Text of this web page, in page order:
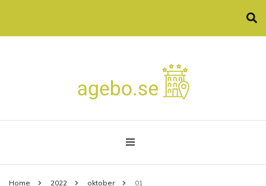
agebo.se
Allt som spa och konferenser
Home 2022 oktober 01